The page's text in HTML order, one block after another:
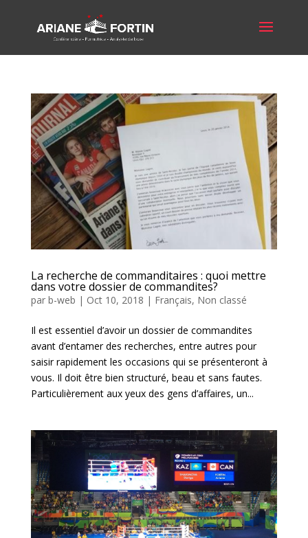
La recherche de commanditaires : quoi mettre
dans votre dossier de commandites?
par b-web | Oct 10, 2018 | Français, Non classé
Il est essentiel d’avoir un dossier de commandites
avant d’entamer des recherches, entre autres pour
saisir rapidement les occasions qui se présenteront à
vous. Il doit être bien structuré, beau et sans fautes.
Particulièrement aux yeux des gens d’affaires, un...